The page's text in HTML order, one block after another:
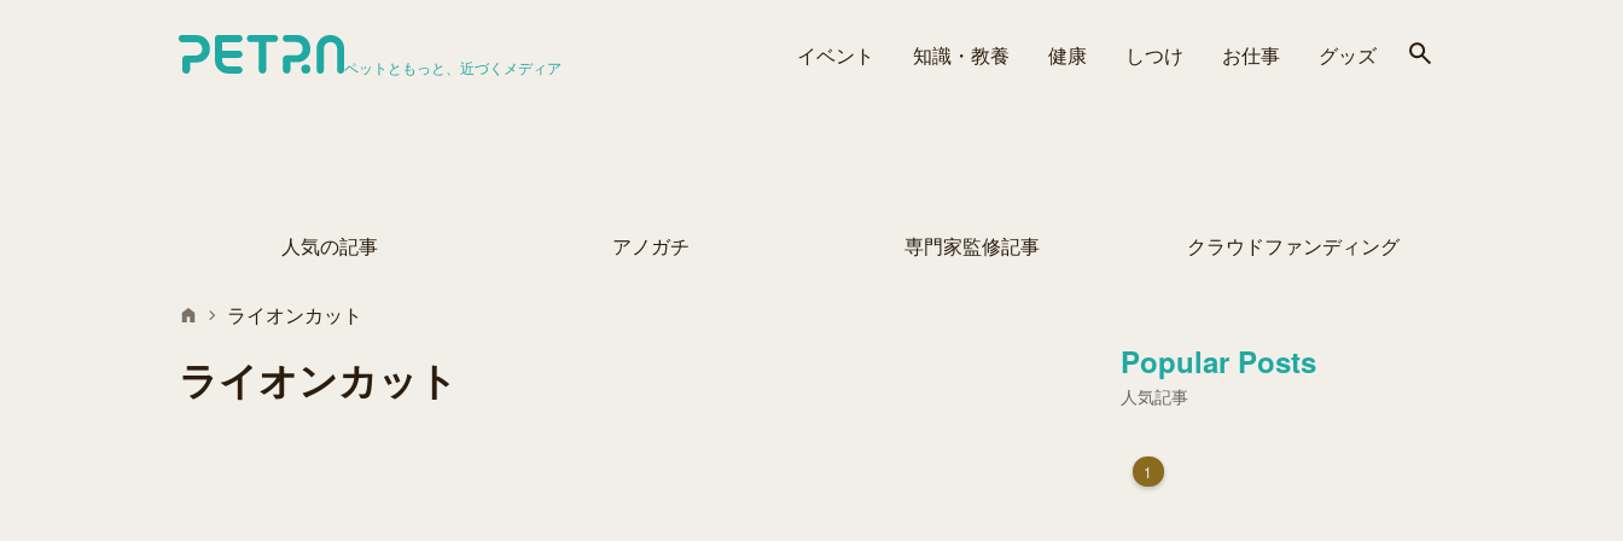
ペットともっと、近づくメディア イベント 知識・教養 健康 しつけ お仕事 グッズ
人気の記事 アノガチ 専門家監修記事 クラウドファンディング
ライオンカット
ライオンカット Popular Posts
人気記事
1